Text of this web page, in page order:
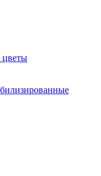
цветы